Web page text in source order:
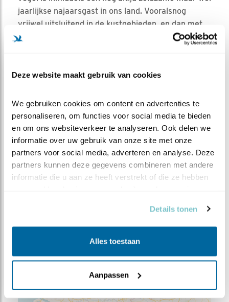
Deze website maakt gebruik van cookies
We gebruiken cookies om content en advertenties te
personaliseren, om functies voor social media te bieden
en om ons websiteverkeer te analyseren. Ook delen we
informatie over uw gebruik van onze site met onze
partners voor social media, adverteren en analyse. Deze
partners kunnen deze gegevens combineren met andere
informatie die u aan ze heeft verstrekt of die ze hebben
Details tonen
Alles toestaan
Aanpassen
jaarlijkse najaarsgast in ons land. Vooralsnog
vrijwel uitsluitend in de kustgebieden, en dan met
name de Waddeneilanden en de Noord-Hollandse
AANTALLEN IN NEDERLAND
Aantal broedparen
Geschat maximum
aantal overwinteraars
Aantal onbekend
Doortrekkers Aantal onbekend
WAARNEMINGEN